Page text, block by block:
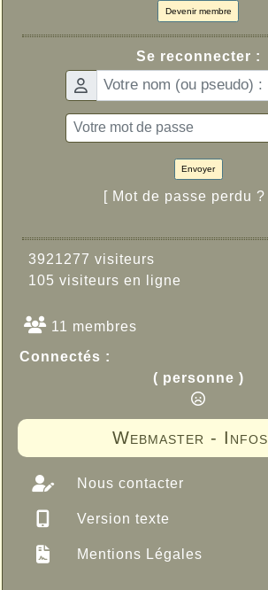
Devenir membre
Se reconnecter :
Envoyer
[ Mot de passe perdu ?
3921277 visiteurs
105 visiteurs en ligne
11 membres
Connectés :
( personne )
Webmaster - Infos
Nous contacter
Version texte
Mentions Légales